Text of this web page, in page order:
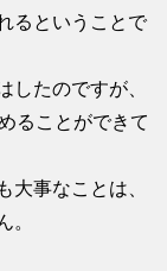
るということで
したのですが、
ることができて
大事なことは、
。